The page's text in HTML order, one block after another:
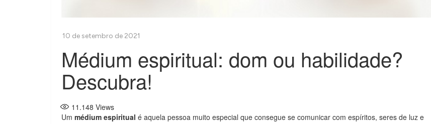
Médium espiritual: dom ou habilidade?
Descubra!
11.148 Views
Um médium espiritual é aquela pessoa muito especial que consegue se comunicar com espíritos, seres de luz e